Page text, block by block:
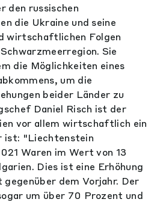
den russischen
die Ukraine und seine
wirtschaftlichen Folgen
Sie
die Möglichkeiten eines
um die
beider Länder zu
Daniel Risch ist der
vor allem wirtschaftlich ein
ist: "Liechtenstein
Waren im Wert von 13
Dies ist eine Erhöhung
dem Vorjahr. Der
um über 70 Prozent und